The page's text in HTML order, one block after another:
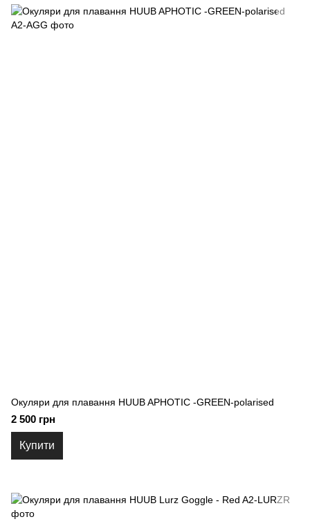
Окуляри для плавання HUUB APHOTIC -GREEN-polarised
2 500 грн
Купити